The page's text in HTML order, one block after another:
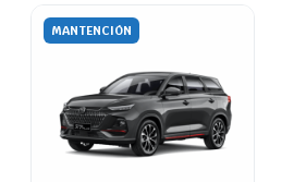
MANTENCIÓN